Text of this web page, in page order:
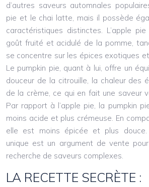
d’autres saveurs automnales
pie et le chai latte, mais il possède
caractéristiques distinctes. L’apple
goût fruité et acidulé de la pomme,
se concentre sur les épices exotiques
Le pumpkin pie, quant à lui, offre un
douceur de la citrouille, la chaleur des
de la crème, ce qui en fait une saveur
Par rapport à l’apple pie, la pumpkin
moins acide et plus crémeuse. En
elle est moins épicée et plus douce.
unique est un argument de vente
recherche de saveurs complexes.
LA RECETTE SECRÈTE :